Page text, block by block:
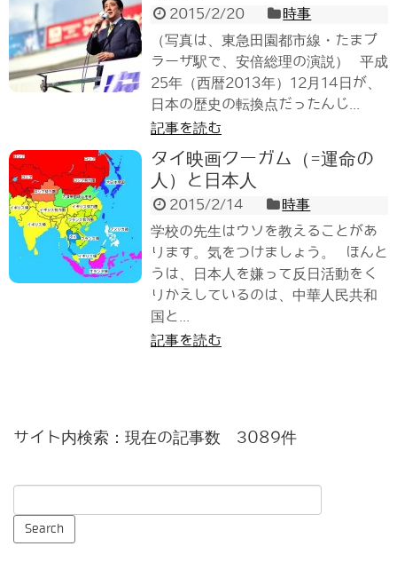
2015/2/20
時事
（写真は、東急田園都市線・たまプ
ラーザ駅で、安倍総理の演説） 平成
25年（西暦2013年）12月14日が、
日本の歴史の転換点だったんじ...
記事を読む
タイ映画クーガム（=運命の
人）と日本人
2015/2/14
時事
学校の先生はウソを教えることがあ
ります。気をつけましょう。 ほんと
うは、日本人を嫌って反日活動をく
りかえしているのは、中華人民共和
国と...
記事を読む
サイト内検索：現在の記事数 3089件